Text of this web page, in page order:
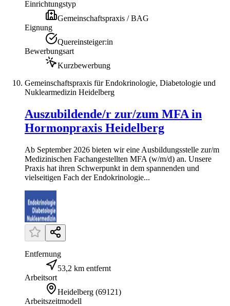
Einrichtungstyp
Gemeinschaftspraxis / BAG
Eignung
Quereinsteiger:in
Bewerbungsart
Kurzbewerbung
Gemeinschaftspraxis für Endokrinologie, Diabetologie und
Nuklearmedizin Heidelberg
Auszubildende/r zur/zum MFA in
Hormonpraxis Heidelberg
Ab September 2026 bieten wir eine Ausbildungsstelle zur/m
Medizinischen Fachangestellten MFA (w/m/d) an. Unsere
Praxis hat ihren Schwerpunkt in dem spannenden und
vielseitigen Fach der Endokrinologie...
Entfernung
53,2 km entfernt
Arbeitsort
Heidelberg (69121)
Arbeitszeitmodell